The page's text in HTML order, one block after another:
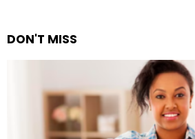
DON'T MISS